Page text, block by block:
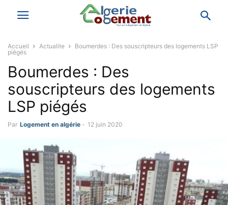
Accueil Actualite
Boumerdes : Des souscripteurs des logements LSP
piégés
Boumerdes : Des
souscripteurs des logements
LSP piégés
Par Logement en algérie - 12 juin 2020